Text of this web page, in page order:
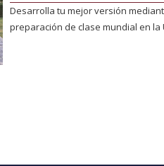
Desarrolla tu mejor versión
preparación de clase mundial en la